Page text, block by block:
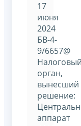
17
июня
2024
БВ-4-
9/6657@
Налоговый
орган,
вынесший
решение:
аппарат